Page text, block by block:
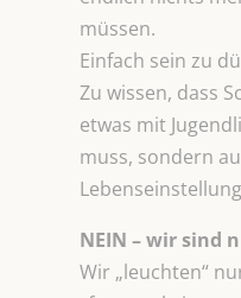
müssen.
Einfach sein zu
Zu wissen, dass
etwas mit
muss, sondern
NEIN – wir sind
Wir „leuchten“